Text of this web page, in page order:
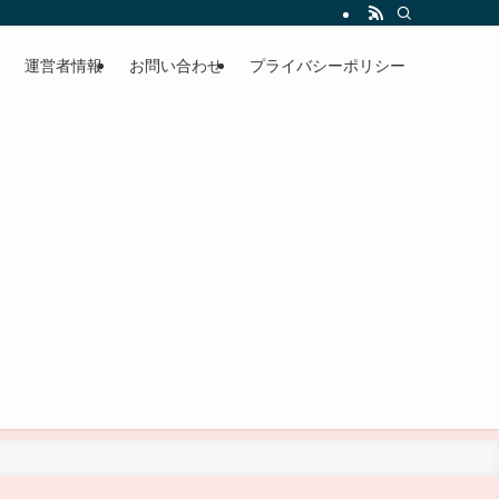
運営者情報 お問い合わせ プライバシーポリシー